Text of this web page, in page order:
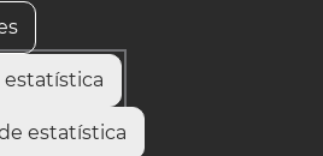
estatística
estatística
AVENTURA